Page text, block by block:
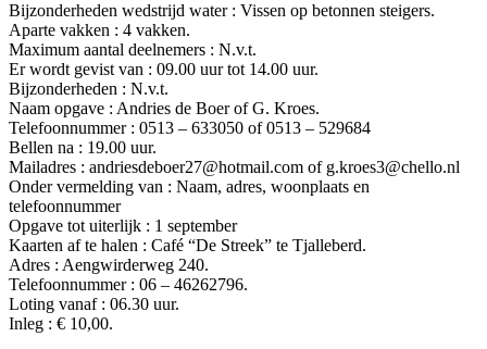
Bijzonderheden wedstrijd water : Vissen op betonnen steigers.
Aparte vakken : 4 vakken.
Maximum aantal deelnemers : N.v.t.
Er wordt gevist van : 09.00 uur tot 14.00 uur.
Bijzonderheden : N.v.t.
Naam opgave : Andries de Boer of G. Kroes.
Telefoonnummer : 0513 – 633050 of 0513 – 529684
Bellen na : 19.00 uur.
Mailadres : andriesdeboer27@hotmail.com of g.kroes3@chello.nl
Onder vermelding van : Naam, adres, woonplaats en
telefoonnummer
Opgave tot uiterlijk : 1 september
Kaarten af te halen : Café “De Streek” te Tjalleberd.
Adres : Aengwirderweg 240.
Telefoonnummer : 06 – 46262796.
Loting vanaf : 06.30 uur.
Inleg : € 10,00.